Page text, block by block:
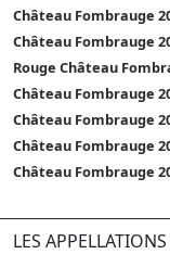
Château Fombrauge
Château Fombrauge
Rouge Château
Château Fombrauge
Château Fombrauge
Château Fombrauge
Château Fombrauge
LES